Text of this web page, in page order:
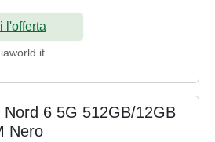
l'offerta
Nord 6 5G 512GB/12GB
Nero